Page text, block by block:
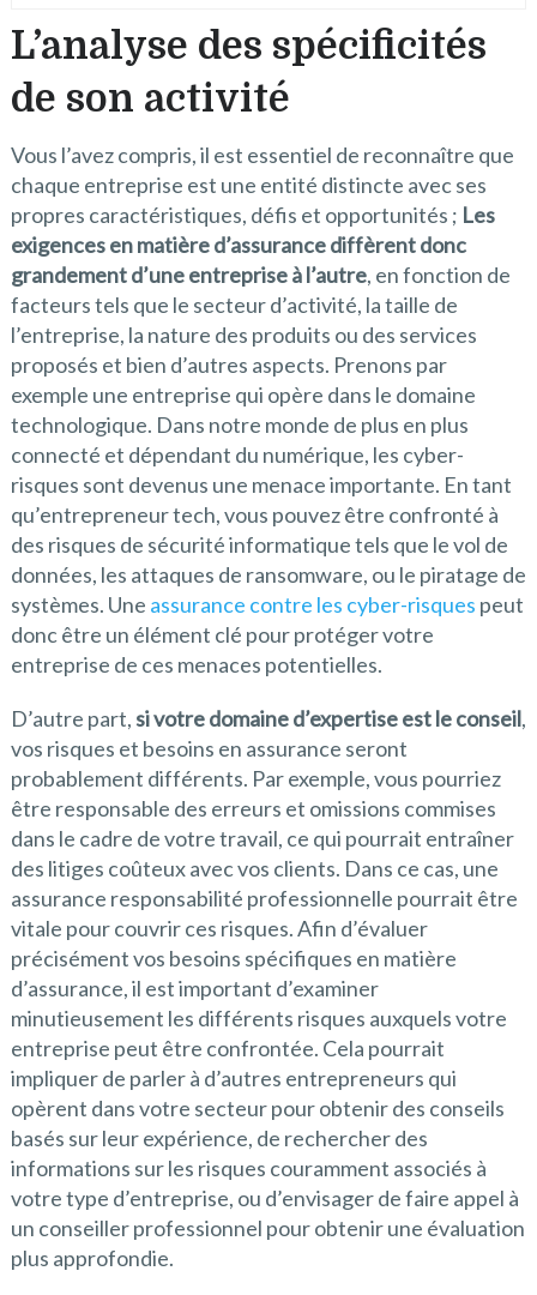
L’analyse des spécificités
de son activité
Vous l’avez compris, il est essentiel de reconnaître que
chaque entreprise est une entité distincte avec ses
propres caractéristiques, défis et opportunités ; Les
exigences en matière d’assurance diffèrent donc
grandement d’une entreprise à l’autre, en fonction de
facteurs tels que le secteur d’activité, la taille de
l’entreprise, la nature des produits ou des services
proposés et bien d’autres aspects. Prenons par
exemple une entreprise qui opère dans le domaine
technologique. Dans notre monde de plus en plus
connecté et dépendant du numérique, les cyber-
risques sont devenus une menace importante. En tant
qu’entrepreneur tech, vous pouvez être confronté à
des risques de sécurité informatique tels que le vol de
données, les attaques de ransomware, ou le piratage de
systèmes. Une assurance contre les cyber-risques peut
donc être un élément clé pour protéger votre
entreprise de ces menaces potentielles.
D’autre part,si votre domaine d’expertise est le conseil,
vos risques et besoins en assurance seront
probablement différents. Par exemple, vous pourriez
être responsable des erreurs et omissions commises
dans le cadre de votre travail, ce qui pourrait entraîner
des litiges coûteux avec vos clients. Dans ce cas, une
assurance responsabilité professionnelle pourrait être
vitale pour couvrir ces risques. Afin d’évaluer
précisément vos besoins spécifiques en matière
d’assurance, il est important d’examiner
minutieusement les différents risques auxquels votre
entreprise peut être confrontée. Cela pourrait
impliquer de parler à d’autres entrepreneurs qui
opèrent dans votre secteur pour obtenir des conseils
basés sur leur expérience, de rechercher des
informations sur les risques couramment associés à
votre type d’entreprise, ou d’envisager de faire appel à
un conseiller professionnel pour obtenir une évaluation
plus approfondie.